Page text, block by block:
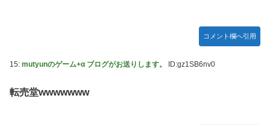
コメント欄へ引用
15: mutyunのゲーム+α ブログがお送りします。 ID:gz1SB6nv0
転売堂wwwwwww